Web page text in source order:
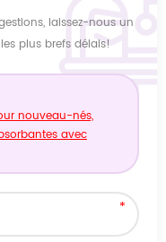
laissez-nous un
plus brefs délais!
nouveau-nés,
avec